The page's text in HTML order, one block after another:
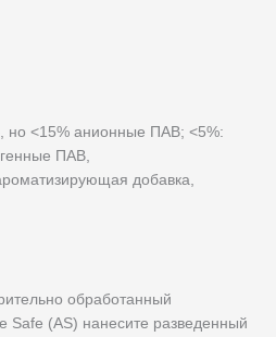
но ˂15% анионные ПАВ; ˂5%:
ПАВ,
добавка,
обработанный
Safe (AS) нанесите разведенный